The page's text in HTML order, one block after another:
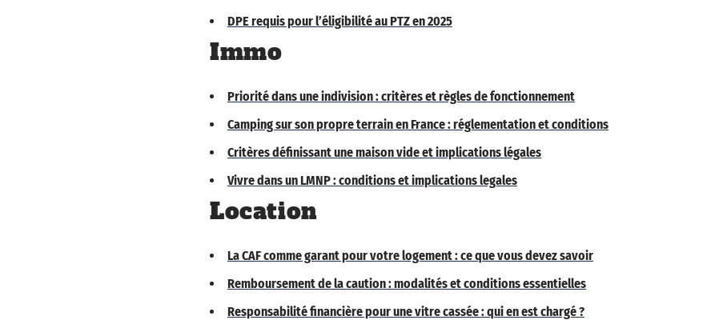
DPE requis pour l’éligibilité au PTZ en 2025
Immo
Priorité dans une indivision : critères et règles de fonctionnement
Camping sur son propre terrain en France : réglementation et conditions
Critères définissant une maison vide et implications légales
Vivre dans un LMNP : conditions et implications legales
Location
La CAF comme garant pour votre logement : ce que vous devez savoir
Remboursement de la caution : modalités et conditions essentielles
Responsabilité financière pour une vitre cassée : qui en est chargé ?